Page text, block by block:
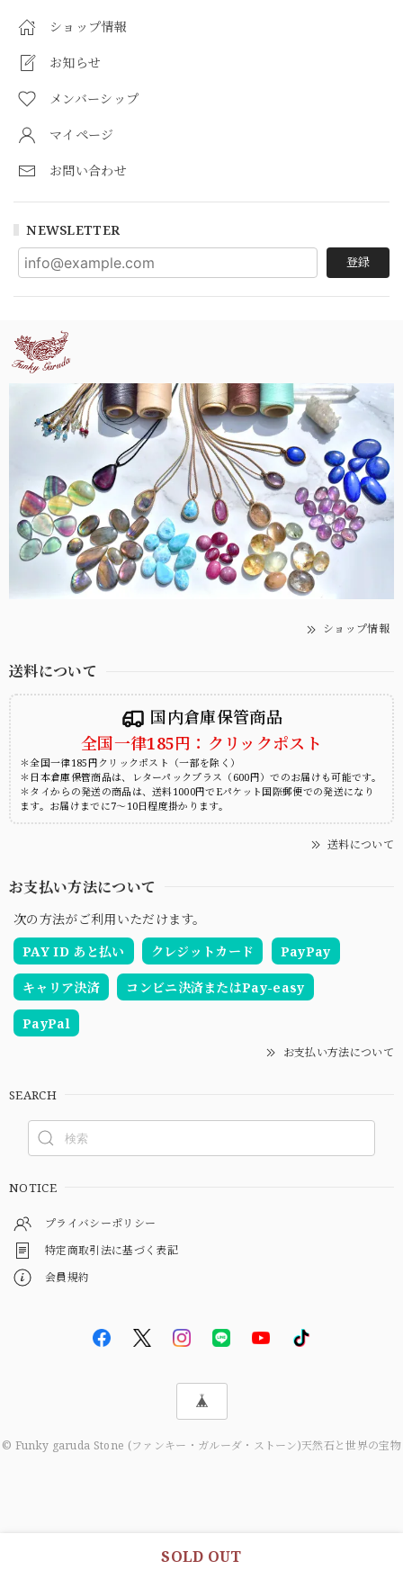
ショップ情報
お知らせ
メンバーシップ
マイページ
お問い合わせ
NEWSLETTER
登録
ショップ情報
送料について
国内倉庫保管商品
全国一律185円：クリックポスト
＊全国一律185円クリックポスト（一部を除く）
＊日本倉庫保管商品は、レターパックプラス（600円）でのお届けも可能です。
＊タイからの発送の商品は、送料1000円でEパケット国際郵便での発送になり
ます。お届けまでに7～10日程度掛かります。
送料について
お支払い方法について
次の方法がご利用いただけます。
PAY ID あと払い
クレジットカード PayPay
キャリア決済 コンビニ決済またはPay-easy
PayPal
お支払い方法について
SEARCH
NOTICE
プライバシーポリシー
特定商取引法に基づく表記
会員規約
© Funky garuda Stone (ファンキー・ガルーダ・ストーン)天然石と世界の宝物
SOLD OUT